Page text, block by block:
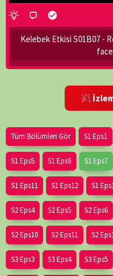
Kelebek Etkisi S01B07 -
Tüm Bölümleri Gör S1 Eps1
S1 Eps5 S1 Eps6 S1 Eps7
S1 Eps11 S1 Eps12 S1
S2 Eps4 S2 Eps5 S2 Eps6
S2 Eps10 S2 Eps11 S2
S3 Eps3 S3 Eps4 S3 Eps5